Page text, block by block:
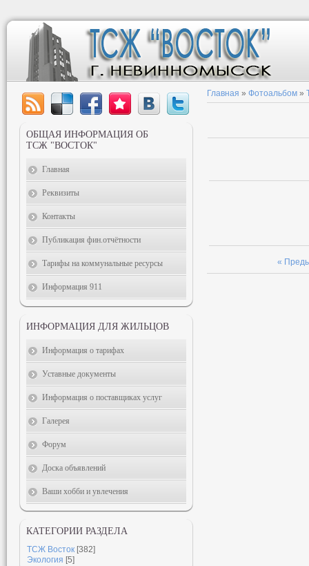
Главная » Фотоальбом »
«
ОБЩАЯ ИНФОРМАЦИЯ ОБ
ТСЖ "ВОСТОК"
Главная
Реквизиты
Контакты
Публикация фин.отчётности
Тарифы на коммунальные ресурсы
Информация 911
ИНФОРМАЦИЯ ДЛЯ ЖИЛЬЦОВ
Информация о тарифах
Уставные документы
Информация о поставщиках услуг
Галерея
Форум
Доска объявлений
Ваши хобби и увлечения
КАТЕГОРИИ РАЗДЕЛА
ТСЖ Восток [382]
Экология [5]